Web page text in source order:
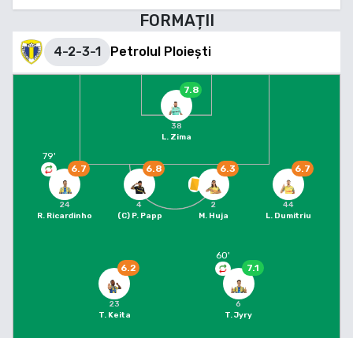
FORMAȚII
4-2-3-1 Petrolul Ploiești
7.8
38
L. Zima
6.7
79'
24
R. Ricardinho
6.8
4
(C) P. Papp
6.3
2
M. Huja
6.7
44
L. Dumitriu
6.2
23
T. Keita
7.1
60'
6
T. Jyry